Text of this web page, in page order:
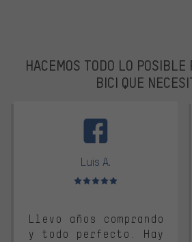
HACEMOS TODO LO
BICI QUE
Luis A.
Valoración media: 5 de 5
Llevo años comprando
y todo perfecto. Hay